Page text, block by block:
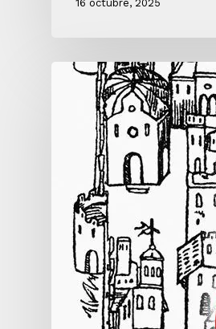
16 octubre, 2025